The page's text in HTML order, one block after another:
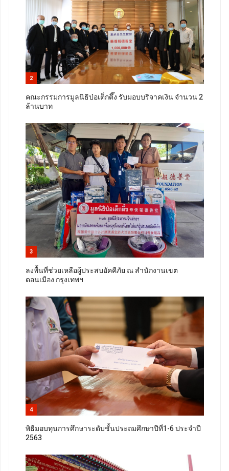
2
คณะกรรมการมูลนิธิป่อเต็กตึ๊ง รับมอบบริจาคเงิน จำนวน 2
ล้านบาท
3
ลงพื้นที่ช่วยเหลือผู้ประสบอัคคีภัย ณ สำนักงานเขต
ดอนเมือง กรุงเทพฯ
4
พิธีมอบทุนการศึกษาระดับชั้นประถมศึกษาปีที่1-6 ประจำปี
2563